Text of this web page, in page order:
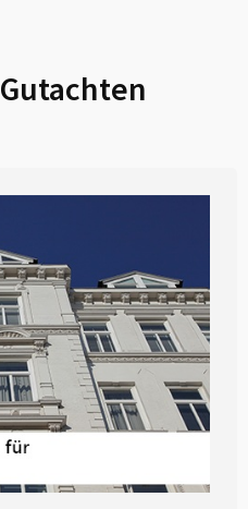
Gutachten